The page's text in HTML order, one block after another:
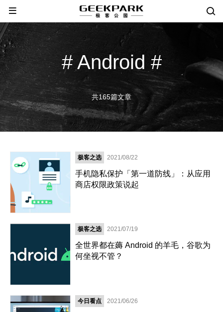
# Android #
共165篇文章
极客之选 2021/08/22
手机隐私保护「第一道防线」：从应用
商店权限政策说起
极客之选 2021/07/19
全世界都在薅 Android 的羊毛，谷歌为
何坐视不管？
今日看点 2021/06/26